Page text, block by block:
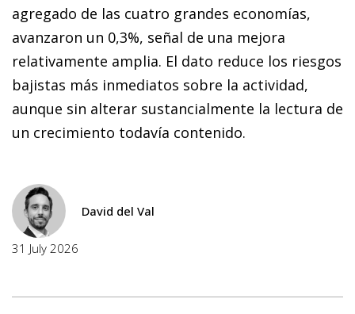
agregado de las cuatro grandes economías,
avanzaron un 0,3%, señal de una mejora
relativamente amplia. El dato reduce los riesgos
bajistas más inmediatos sobre la actividad,
aunque sin alterar sustancialmente la lectura de
un crecimiento todavía contenido.
David del Val
31 July 2026